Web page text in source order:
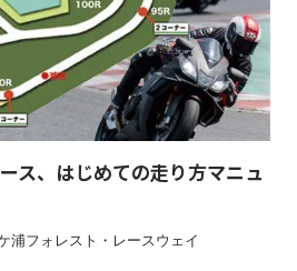
ス、はじめての走り方マニュ
浦フォレスト・レースウェイ